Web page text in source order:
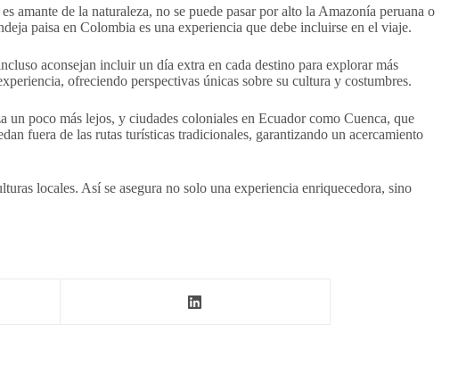
amante de la naturaleza, no se puede pasar por alto la Amazonía peruana o
paisa en Colombia es una experiencia que debe incluirse en el viaje.
aconsejan incluir un día extra en cada destino para explorar más
ofreciendo perspectivas únicas sobre su cultura y costumbres.
un poco más lejos, y ciudades coloniales en Ecuador como Cuenca, que
fuera de las rutas turísticas tradicionales, garantizando un acercamiento
locales. Así se asegura no solo una experiencia enriquecedora, sino